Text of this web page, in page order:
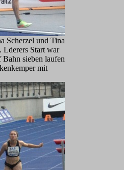
Scherzel und Tina
Lderers Start war
sieben laufen
mit